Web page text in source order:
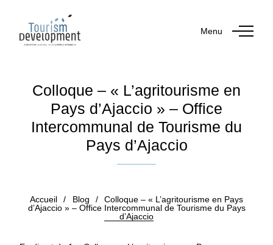
Menu
Colloque – « L’agritourisme en
Pays d’Ajaccio » – Office
Intercommunal de Tourisme du
Pays d’Ajaccio
Accueil / Blog /
Colloque – « L’agritourisme en Pays
d’Ajaccio » – Office Intercommunal de Tourisme du Pays
d’Ajaccio